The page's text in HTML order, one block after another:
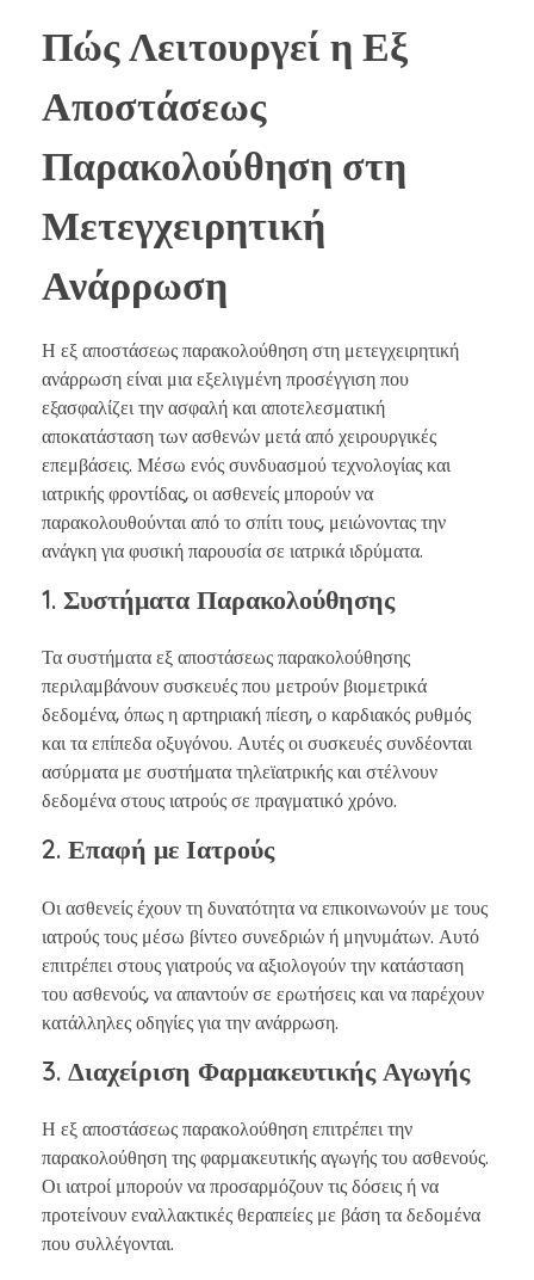
Πώς Λειτουργεί η Εξ
Αποστάσεως
Παρακολούθηση στη
Μετεγχειρητική
Ανάρρωση
Η εξ αποστάσεως παρακολούθηση στη μετεγχειρητική
ανάρρωση είναι μια εξελιγμένη προσέγγιση που
εξασφαλίζει την ασφαλή και αποτελεσματική
αποκατάσταση των ασθενών μετά από χειρουργικές
επεμβάσεις. Μέσω ενός συνδυασμού τεχνολογίας και
ιατρικής φροντίδας, οι ασθενείς μπορούν να
παρακολουθούνται από το σπίτι τους, μειώνοντας την
ανάγκη για φυσική παρουσία σε ιατρικά ιδρύματα.
1. Συστήματα Παρακολούθησης
Τα συστήματα εξ αποστάσεως παρακολούθησης
περιλαμβάνουν συσκευές που μετρούν βιομετρικά
δεδομένα, όπως η αρτηριακή πίεση, ο καρδιακός ρυθμός
και τα επίπεδα οξυγόνου. Αυτές οι συσκευές συνδέονται
ασύρματα με συστήματα τηλεϊατρικής και στέλνουν
δεδομένα στους ιατρούς σε πραγματικό χρόνο.
2. Επαφή με Ιατρούς
Οι ασθενείς έχουν τη δυνατότητα να επικοινωνούν με τους
ιατρούς τους μέσω βίντεο συνεδριών ή μηνυμάτων. Αυτό
επιτρέπει στους γιατρούς να αξιολογούν την κατάσταση
του ασθενούς, να απαντούν σε ερωτήσεις και να παρέχουν
κατάλληλες οδηγίες για την ανάρρωση.
3. Διαχείριση Φαρμακευτικής Αγωγής
Η εξ αποστάσεως παρακολούθηση επιτρέπει την
παρακολούθηση της φαρμακευτικής αγωγής του ασθενούς.
Οι ιατροί μπορούν να προσαρμόζουν τις δόσεις ή να
προτείνουν εναλλακτικές θεραπείες με βάση τα δεδομένα
που συλλέγονται.